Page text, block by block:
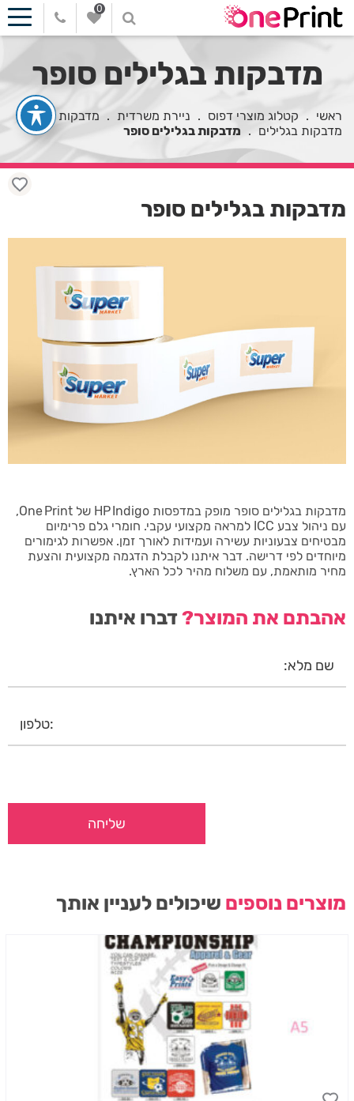
0
מדבקות בגלילים סופר
ראשי . קטלוג מוצרי דפוס . ניירת משרדית . מדבקות .
מדבקות בגלילים . מדבקות בגלילים סופר
מדבקות בגלילים סופר מופק במדפסות HP Indigo של One Print,
עם ניהול צבע ICC למראה מקצועי עקבי. חומרי גלם פרימיום
מבטיחים צבעוניות עשירה ועמידות לאורך זמן. אפשרות לגימורים
מיוחדים לפי דרישה. דבר איתנו לקבלת הדגמה מקצועית והצעת
מחיר מותאמת, עם משלוח מהיר לכל הארץ.
אהבתם את המוצר?דברו איתנו
מדבקות בגלילים סופר
מוצרים נוספים שיכולים לעניין אותך